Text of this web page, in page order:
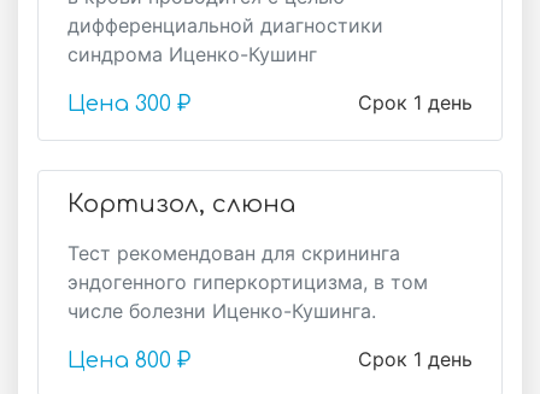
дифференциальной диагностики
синдрома Иценко-Кушинг
Срок 1 день
Цена 300 ₽
Кортизол, слюна
Тест рекомендован для скрининга
эндогенного гиперкортицизма, в том
числе болезни Иценко-Кушинга.
Срок 1 день
Цена 800 ₽